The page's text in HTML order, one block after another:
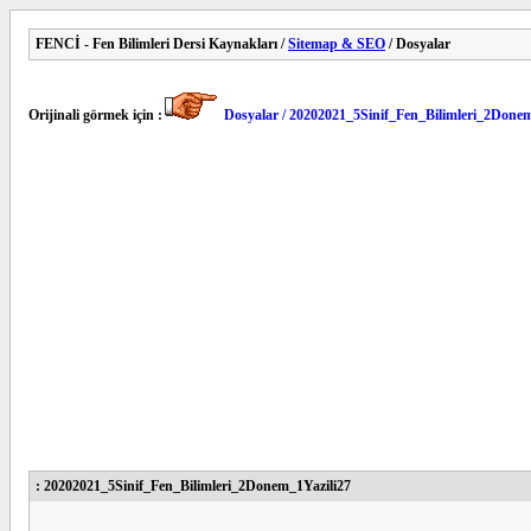
FENCİ - Fen Bilimleri Dersi Kaynakları /Sitemap & SEO / Dosyalar
Orijinali görmek için : Dosyalar /
: 20202021_5Sinif_Fen_Bilimleri_2Donem_1Yazili27